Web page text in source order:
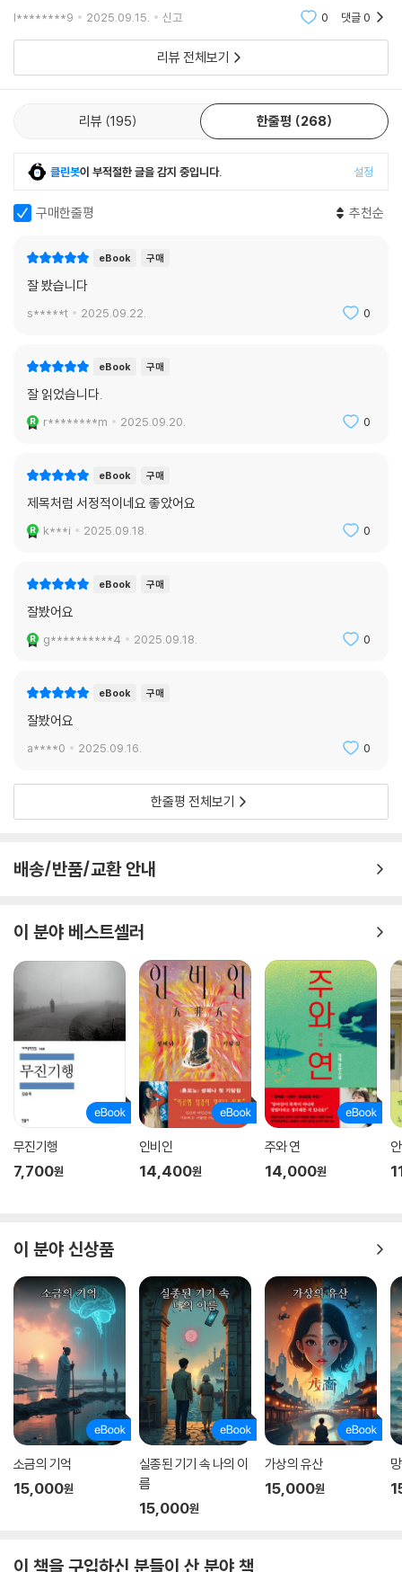
날이 추웠나. 겨울이었나. 그래서 땅을 파헤치는 게 힘들었나. 이제 와 돌이
에서 피가 나도록 땅을 파헤쳤다는 것이다. 뒷산을 내려왔을 때 나는 그 애
멜빵바지에 피가 묻어 있는 것을 보았다. 아마 손끝에서 난 피를 닦은 모양
분절된 세계가 투영하는 무한의 미래
서이제가 포착한 오색빛 시퀀스
「창문을 통과하는 빛과 같이」에서 서이제는 ‘윤 감독’의 말을 통해 영화감
것을 정리할 뿐이”라고 말한다. 어쩌면 이 ‘감독’의 자리에 ‘작가’를 넣어도
무방하지 않을까. 우리를 스쳐 가는 어떤 순간을 기민하게 느끼고, 포착하
는 자. “이미 지나간 어떤 날들을 위해, 미처 사진으로 기록되지 못한 순간
네모난 프레임을 통과한 빛이 마지막으로 도달하는 곳, 그곳은 관객의 눈
이다. 서이제의 소설은 관객의 눈을 통해 세 편의 이야기로, 한 편의 영화
작가의 말
되지 못한 순간들을 기념하기 위해 이 책을 썼다.
_에세이 「미처 기록되지 못한 순간들」 중에서
l********9 2025.09.15. 신고 0 댓글0
리뷰 전체보기
리뷰 195 한줄평 268
클린봇이 부적절한 글을 감지 중입니다. 설정
구매한줄평 추천순
eBook 구매
잘 봤습니다
s*****t 2025.09.22. 0
eBook 구매
잘 읽었습니다.
r********m 2025.09.20. 0
eBook 구매
제목처럼 서정적이네요 좋았어요
k***i 2025.09.18. 0
eBook 구매
잘봤어요
g**********4 2025.09.18. 0
eBook 구매
잘봤어요
a****0 2025.09.16. 0
한줄평 전체보기
배송/반품/교환 안내
이 분야 베스트셀러
무진기행
7,700원
인비인
14,400원
주와 연
14,000원
이 분야 신상품
소금의 기억
15,000원
실종된 기기 속 나의 이
름
15,000원
가상의 유산
15,000원
이 책을 구입하신 분들이 산 분야 책